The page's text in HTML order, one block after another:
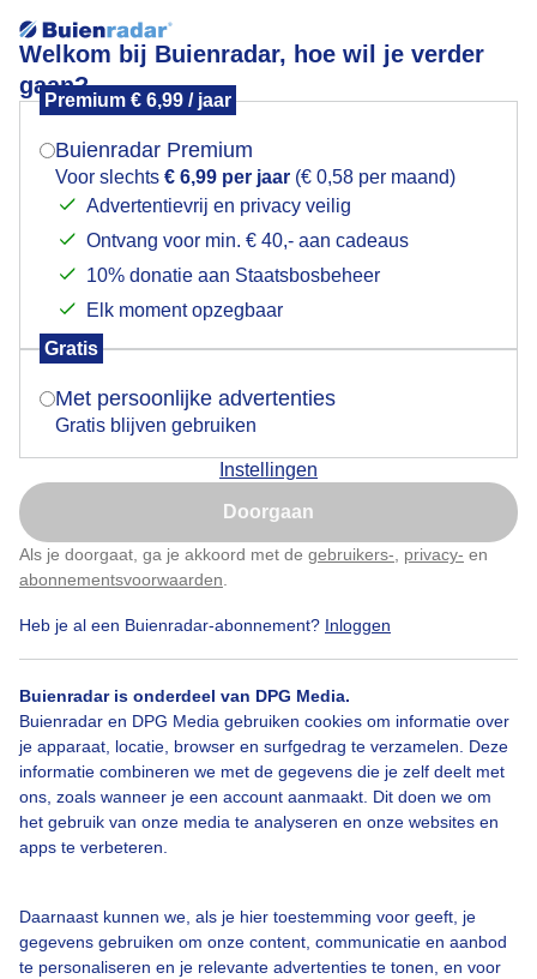
Welkom bij Buienradar, hoe wil je verder
gaan?
Premium € 6,99 / jaar
Buienradar Premium
Voor slechts € 6,99 per jaar (€ 0,58 per maand)
Advertentievrij en privacy veilig
Ontvang voor min. € 40,- aan cadeaus
10% donatie aan Staatsbosbeheer
Elk moment opzegbaar
Gratis
Met persoonlijke advertenties
Gratis blijven gebruiken
Instellingen
Doorgaan
Als je doorgaat, ga je akkoord met de gebruikers- privacy- en
abonnementsvoorwaarden
Heb je al een Buienradar-abonnement? Inloggen
Buienradar is onderdeel van DPG Media.
Buienradar en DPG Media gebruiken cookies om informatie over
je apparaat, locatie, browser en surfgedrag te verzamelen. Deze
informatie combineren we met de gegevens die je zelf deelt met
ons, zoals wanneer je een account aanmaakt. Dit doen we om
het gebruik van onze media te analyseren en onze websites en
apps te verbeteren.
Daarnaast kunnen we, als je hier toestemming voor geeft, je
gegevens gebruiken om onze content, communicatie en aanbod
te personaliseren en je relevante advertenties te tonen, en voor
Mooie lucht vanmiddag half 2
Door: Sjef Kenniphaas Gemaakt: 12-11-2025, 26x bekeken
Herfst Zon Wolken
Bekijk slideshow
Mogen we je locatie gebruiken voor het
Indien je hier nog geen akkoord op hebt gegeven,
verschijnt er zo een pop-up uit je browser waarin
Is goed, toon de popup
Nu niet, misschien later
Klik hierom dit aan te passen